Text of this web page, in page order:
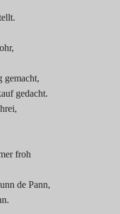
gemacht,
gedacht.
froh
de Pann,